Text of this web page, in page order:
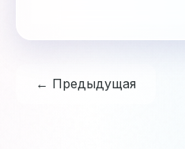
← Предыдущая